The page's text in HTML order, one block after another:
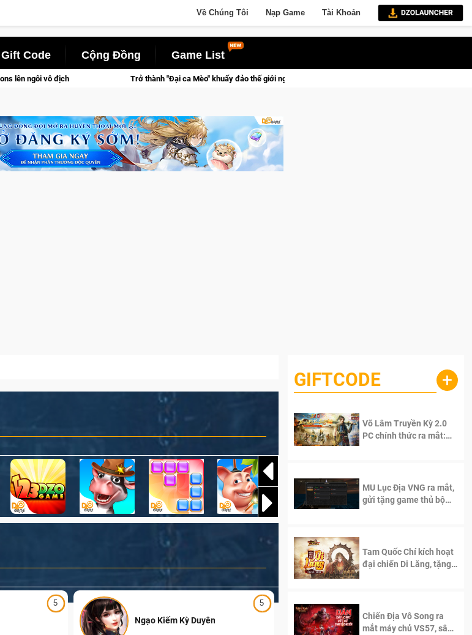
Về Chúng Tôi Nạp Game Tài Khoản
Gift Code Cộng Đồng Game List
Trở thành "Đại ca Mèo" khuấy đảo thế giới ngầm trong Cat Mafia
5 5
Ngạo Kiếm Kỳ Duyên Ngạo Thiên Mobile
GIFTCODE +
Võ Lâm Truyền Kỳ 2.0
PC chính thức ra mắt:
MU Lục Địa VNG ra mắt,
gửi tặng game thủ bộ
Tam Quốc Chí kích hoạt
đại chiến Di Lăng, tặng
Chiến Địa Vô Song ra
mắt máy chủ VS57, sân